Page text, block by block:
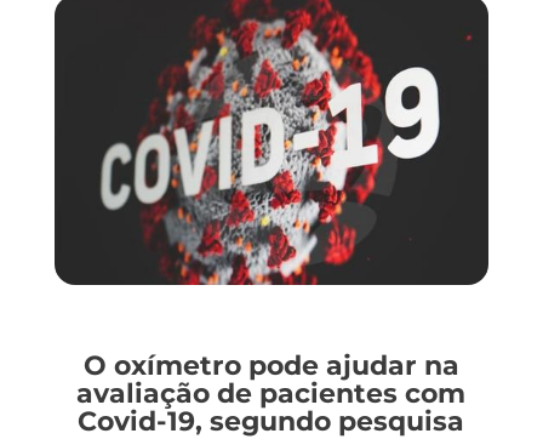
O oxímetro pode ajudar na
avaliação de pacientes com
Covid-19, segundo pesquisa